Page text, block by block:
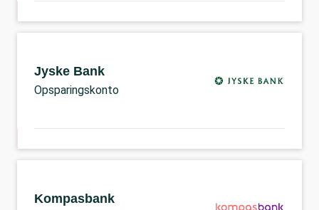
Jyske Bank
Opsparingskonto
Kompasbank